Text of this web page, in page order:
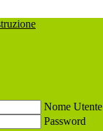
Nome Utente
Password